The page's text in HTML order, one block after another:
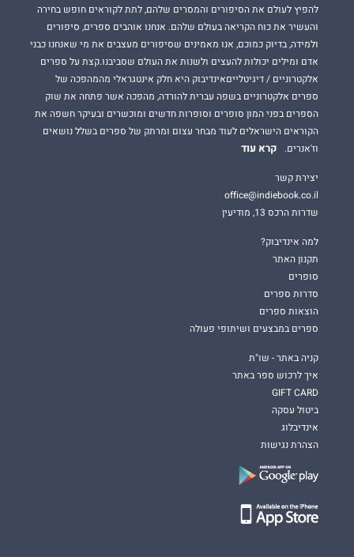
להפיץ לעולם את הסיפורים והמסרים שלהם, לתת לקוראים חופש בחירה
והעשיר את כוח הקריאה בעולם שלהם. אנחנו אוהבים ספרים, סיפורים
ולמידה, בדיוק כמוכם, אנו מאמינים שסיפורים מעצבים את מי שאנחנו כבני
אדם ומילים יכולות להעצים ולשנות את העולם שסביבנו.קצת על ספרים
אלקטרוניים / דיגיטלייםאינדיבוק היא חלק אינטגראלי מהמהפכה של
ספרים אלקטרוניים בשפה עברית להורדה, מהפכה אשר פתחה את שוק
הספרים בפני המון סופרים וסופרות חדשים ומוכשרים ובעיקר חשפה את
הקוראים הישראלים לעוד מבחר עצום ומרתק של ספרים בשלל נושאים
וז'אנרים.
קרא עוד
יצירת קשר
office@indiebook.co.il
שדרות הרכס 13, מודיעין
למה אינדיבוק?
תקנון האתר
סופרים
סדרות ספרים
הוצאות ספרים
ספרים במבצעים ושיתופי פעולה
קניה באתר - שו"ת
איך לרכוש ספר באתר
GIFT CARD
ביטול עסקה
אינדיבלוג
הצהרת נגישות